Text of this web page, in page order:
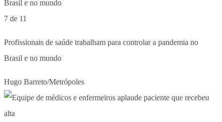
7 de 11
Profissionais de saúde trabalham para controlar a pandemia no
Brasil e no mundo
Hugo Barreto/Metrópoles